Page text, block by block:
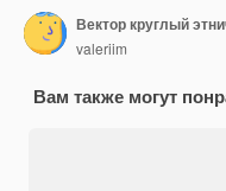
valeriim
Вам также могут